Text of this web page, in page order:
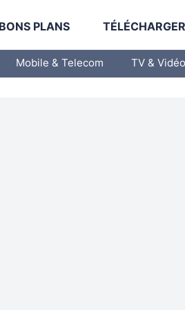
BONS PLANS
Mobile & Telecom TV & Vidéo